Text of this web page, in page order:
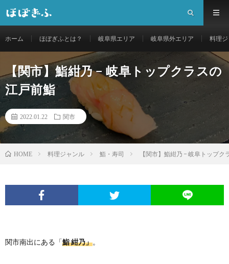
ホーム ほぼぎふとは？ 岐阜県エリア 岐阜県外エリア 料理
【関市】鮨紺乃 − 岐阜トップクラスの
江戸前鮨
2022.01.22 関市
HOME 料理ジャンル 鮨・寿司 【関市】鮨紺乃 − 岐阜トップク
関市南出にある「鮨 紺乃」。